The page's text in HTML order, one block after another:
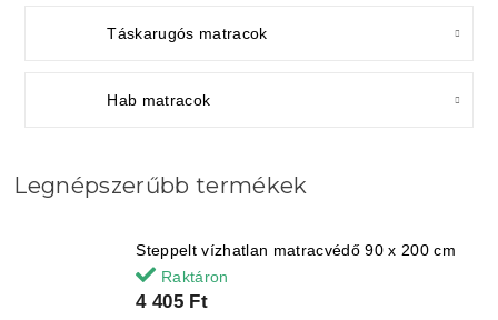
Táskarugós matracok
Hab matracok
Legnépszerűbb termékek
Steppelt vízhatlan matracvédő 90 x 200 cm
Raktáron
4 405 Ft